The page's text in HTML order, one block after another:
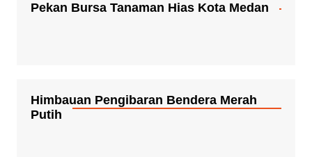
Pekan Bursa Tanaman Hias Kota Medan
Himbauan Pengibaran Bendera Merah
Putih